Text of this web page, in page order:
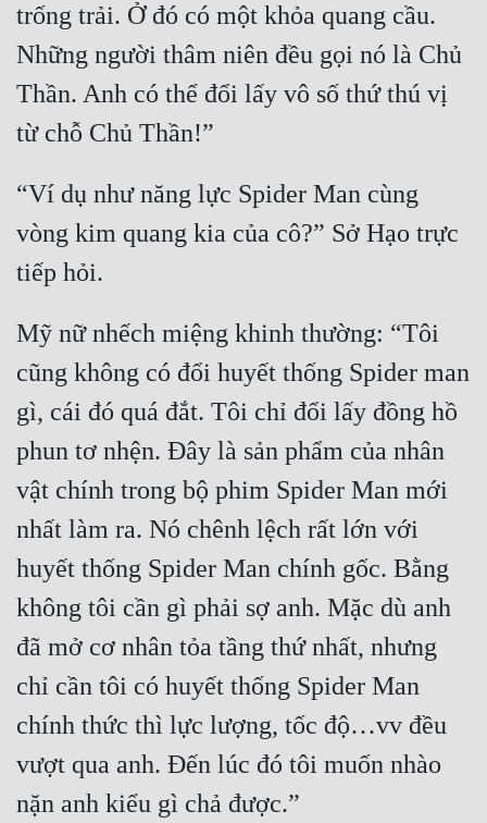
trống trải. Ở đó có một khỏa quang cầu.
Những người thâm niên đều gọi nó là Chủ
Thần. Anh có thể đổi lấy vô số thứ thú vị
“Ví dụ như năng lực Spider Man cùng
vòng kim quang kia của cô?” Sở Hạo trực
Mỹ nữ nhếch miệng khinh thường: “Tôi
cũng không có đổi huyết thống Spider man
gì, cái đó quá đắt. Tôi chỉ đổi lấy đồng hồ
phun tơ nhện. Đây là sản phẩm của nhân
vật chính trong bộ phim Spider Man mới
nhất làm ra. Nó chênh lệch rất lớn với
huyết thống Spider Man chính gốc. Bằng
không tôi cần gì phải sợ anh. Mặc dù anh
đã mở cơ nhân tỏa tầng thứ nhất, nhưng
chỉ cần tôi có huyết thống Spider Man
chính thức thì lực lượng, tốc độ…vv đều
vượt qua anh. Đến lúc đó tôi muốn nhào